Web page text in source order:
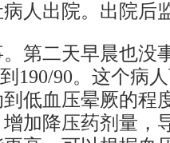
人出院。出院后
。第二天早晨也没
190/90。这个病
低血压晕厥的程
增加降压药剂量，